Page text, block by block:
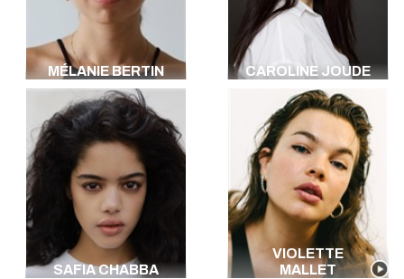
MÉLANIE BERTIN CAROLINE JOUDE
SAFIA CHABBA
VIOLETTE
MALLET